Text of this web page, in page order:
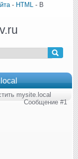
- HTML - В
mysite.local
Сообщение #1